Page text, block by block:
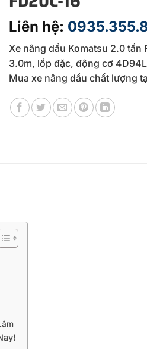
Liên hệ:
Xe nâng dầu Komatsu 2.0 tấn
3.0m, lốp đặc, động cơ
Mua xe nâng dầu chất lượng